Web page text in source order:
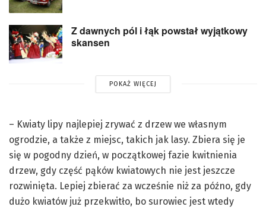
Z dawnych pól i łąk powstał wyjątkowy
skansen
POKAŻ WIĘCEJ
– Kwiaty lipy najlepiej zrywać z drzew we własnym
ogrodzie, a także z miejsc, takich jak lasy. Zbiera się je
się w pogodny dzień, w początkowej fazie kwitnienia
drzew, gdy część pąków kwiatowych nie jest jeszcze
rozwinięta. Lepiej zbierać za wcześnie niż za późno, gdy
dużo kwiatów już przekwitło, bo surowiec jest wtedy